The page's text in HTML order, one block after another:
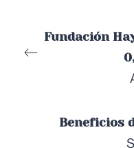
Fundación
Beneficios